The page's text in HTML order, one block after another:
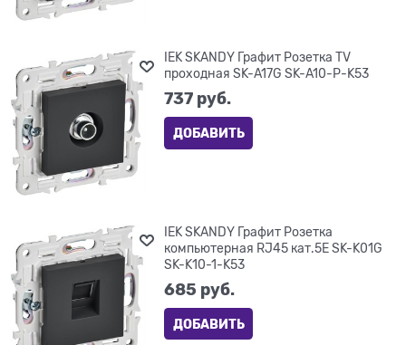
IEK SKANDY Графит Розетка TV
проходная SK-A17G SK-A10-P-K53
737 руб.
ДОБАВИТЬ
IEK SKANDY Графит Розетка
компьютерная RJ45 кат.5E SK-K01G
SK-K10-1-K53
685 руб.
ДОБАВИТЬ